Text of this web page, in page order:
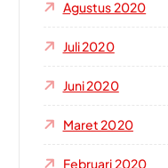
Agustus 2020
Juli 2020
Juni 2020
Maret 2020
Februari 2020